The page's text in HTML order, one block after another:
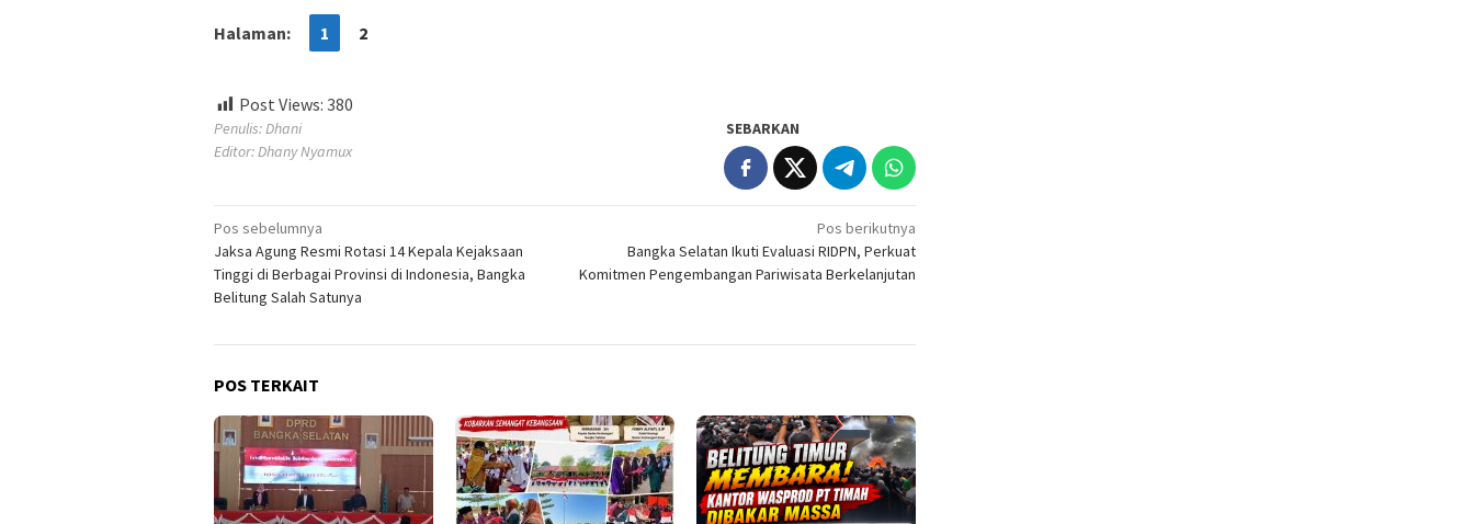
Halaman: 1 2
Post Views: 380
Penulis: Dhani
Editor: Dhany Nyamux
SEBARKAN
Navigasi
pos
Pos sebelumnya
Jaksa Agung Resmi Rotasi 14 Kepala Kejaksaan
Tinggi di Berbagai Provinsi di Indonesia, Bangka
Belitung Salah Satunya
Pos berikutnya
Bangka Selatan Ikuti Evaluasi RIDPN, Perkuat
Komitmen Pengembangan Pariwisata Berkelanjutan
POS TERKAIT